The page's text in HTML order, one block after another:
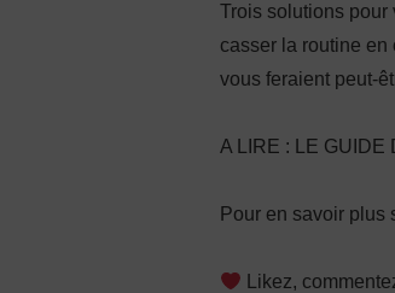
Trois solutions pour
casser la routine en
vous feraient peut-
A LIRE : LE GUIDE
Pour en savoir plus
Likez,